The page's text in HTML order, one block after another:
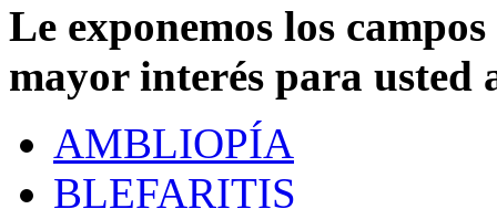
Le exponemos los
mayor interés para usted
AMBLIOPÍA
BLEFARITIS